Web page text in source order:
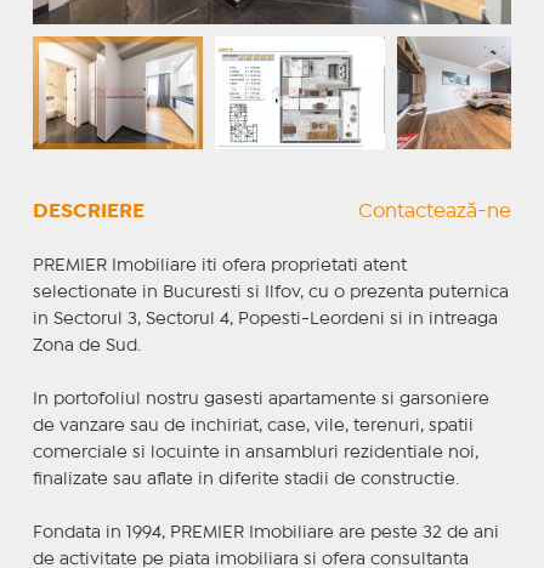
DESCRIERE Contactează-ne
PREMIER Imobiliare iti ofera proprietati atent
selectionate in Bucuresti si Ilfov, cu o prezenta puternica
in Sectorul 3, Sectorul 4, Popesti-Leordeni si in intreaga
Zona de Sud.
In portofoliul nostru gasesti apartamente si garsoniere
de vanzare sau de inchiriat, case, vile, terenuri, spatii
comerciale si locuinte in ansambluri rezidentiale noi,
finalizate sau aflate in diferite stadii de constructie.
Fondata in 1994, PREMIER Imobiliare are peste 32 de ani
de activitate pe piata imobiliara si ofera consultanta